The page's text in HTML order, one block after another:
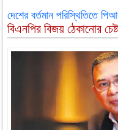
দেশের বর্তমান পরিস্থিতিতে
বিএনপির বিজয় ঠেকানোর